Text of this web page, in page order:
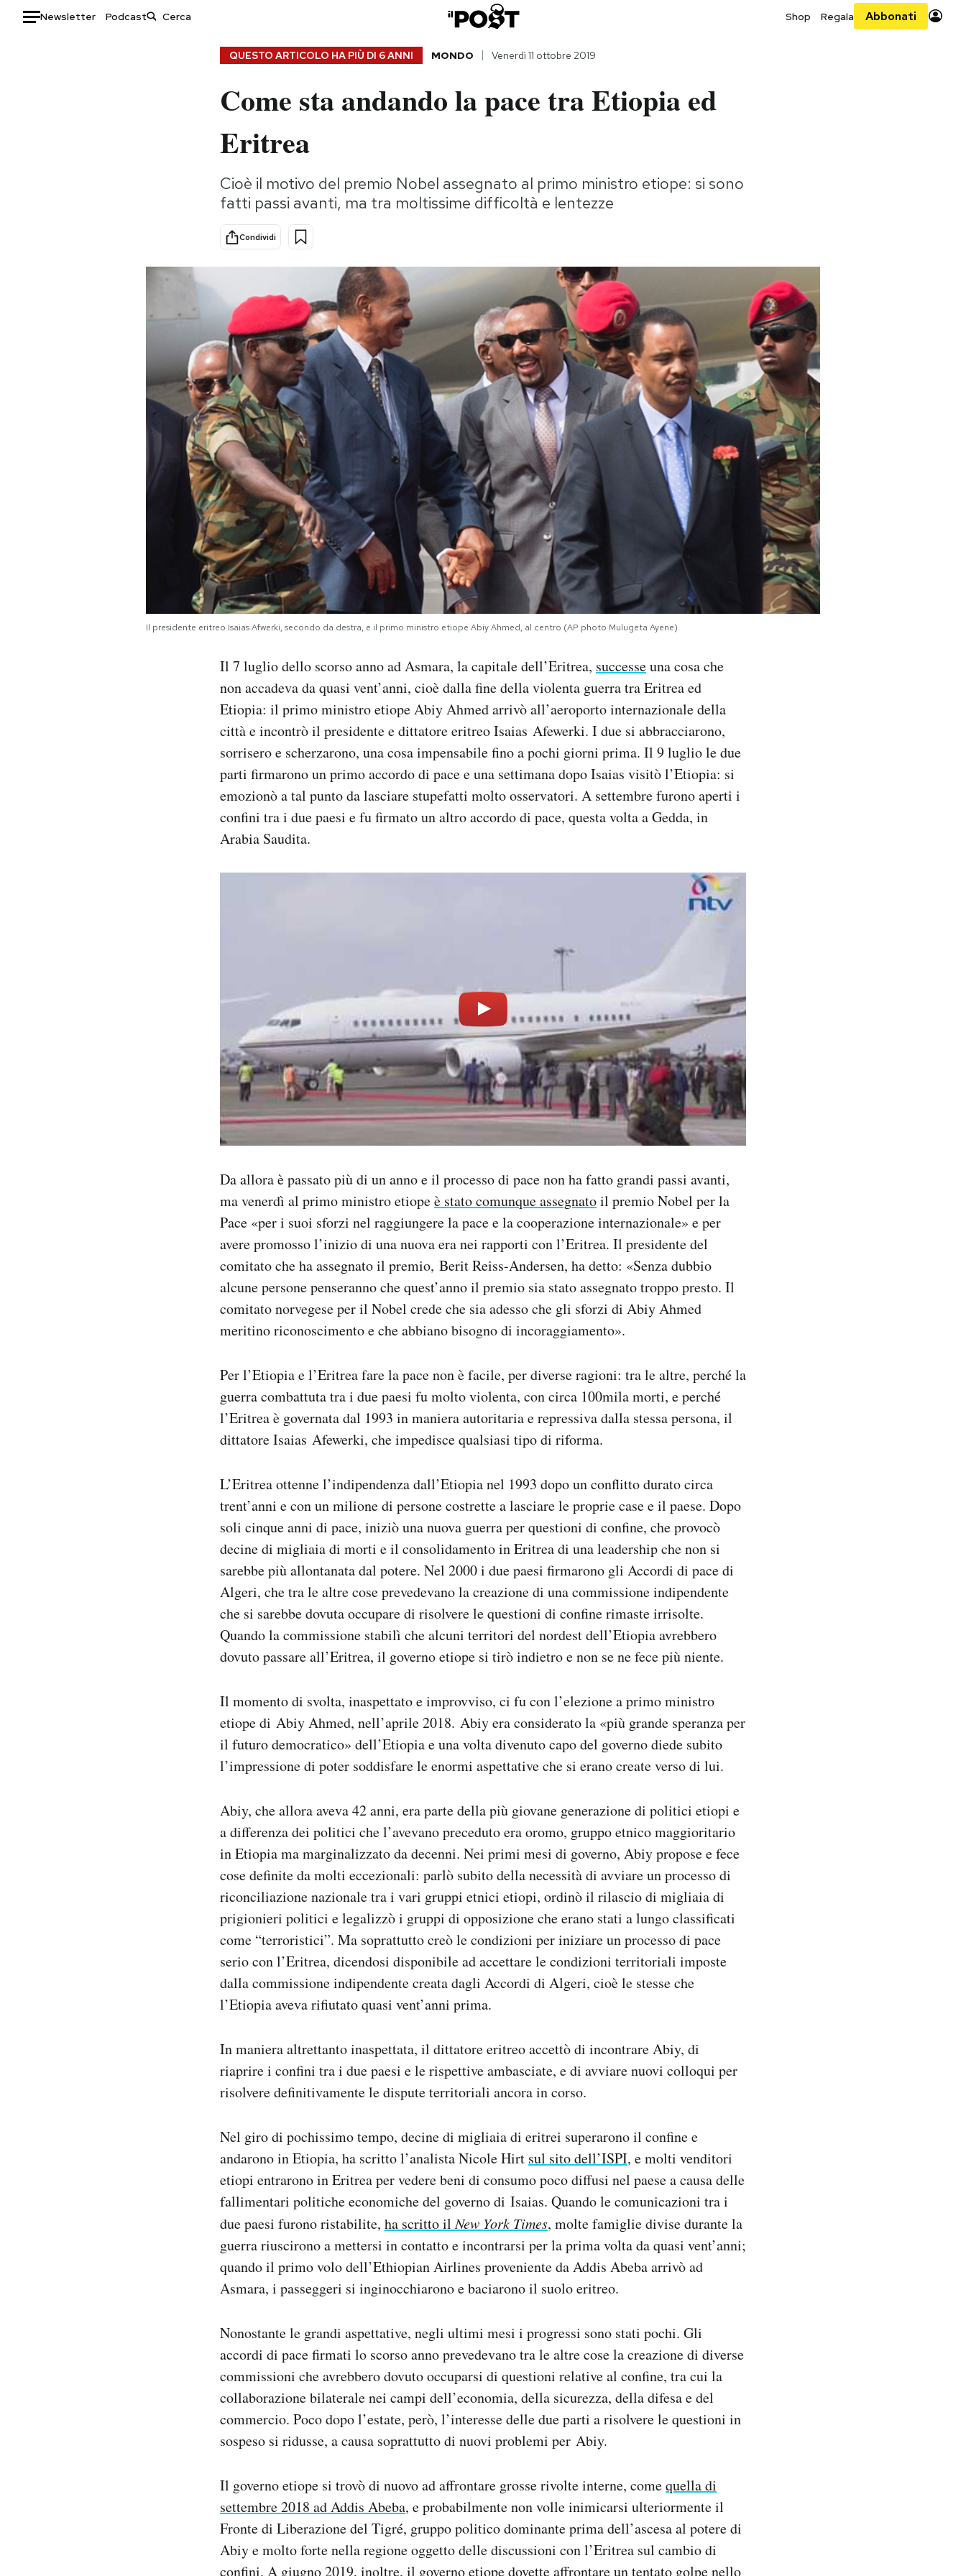
Newsletter Podcast Shop Regala Abbonati
Storie/Idee
Ok Boomer!
Altrecose
Mondiali calcio 2026
QUESTO ARTICOLO HA PIÙ DI 6 ANNI MONDO Venerdì 11 ottobre 2019
Come sta andando la pace tra Etiopia ed
Eritrea
Cioè il motivo del premio Nobel assegnato al primo ministro etiope: si sono
fatti passi avanti, ma tra moltissime difficoltà e lentezze
Condividi
Il presidente eritreo Isaias Afwerki, secondo da destra, e il primo ministro etiope Abiy Ahmed, al centro (AP photo Mulugeta Ayene)
Il 7 luglio dello scorso anno ad Asmara, la capitale dell’Eritrea, successeuna cosa che
non accadeva da quasi vent’anni, cioè dalla fine della violenta guerra tra Eritrea ed
Etiopia: il primo ministro etiope Abiy Ahmed arrivò all’aeroporto internazionale della
città e incontrò il presidente e dittatore eritreo Isaias Afewerki. I due si abbracciarono,
sorrisero e scherzarono, una cosa impensabile fino a pochi giorni prima. Il 9 luglio le due
parti firmarono un primo accordo di pace e una settimana dopo Isaias visitò l’Etiopia: si
emozionò a tal punto da lasciare stupefatti molto osservatori. A settembre furono aperti i
confini tra i due paesi e fu firmato un altro accordo di pace, questa volta a Gedda, in
Arabia Saudita.
Da allora è passato più di un anno e il processo di pace non ha fatto grandi passi avanti,
ma venerdì al primo ministro etiopeè stato comunque assegnatoil premio Nobel per la
Pace «per i suoi sforzi nel raggiungere la pace e la cooperazione internazionale» e per
avere promosso l’inizio di una nuova era nei rapporti con l’Eritrea. Il presidente del
comitato che ha assegnato il premio, Berit Reiss-Andersen, ha detto: «Senza dubbio
alcune persone penseranno che quest’anno il premio sia stato assegnato troppo presto. Il
comitato norvegese per il Nobel crede che sia adesso che gli sforzi di Abiy Ahmed
meritino riconoscimento e che abbiano bisogno di incoraggiamento».
Per l’Etiopia e l’Eritrea fare la pace non è facile, per diverse ragioni: tra le altre, perché la
guerra combattuta tra i due paesi fu molto violenta, con circa 100mila morti, e perché
l’Eritrea è governata dal 1993 in maniera autoritaria e repressiva dalla stessa persona, il
dittatore Isaias Afewerki, che impedisce qualsiasi tipo di riforma.
L’Eritrea ottenne l’indipendenza dall’Etiopia nel 1993 dopo un conflitto durato circa
trent’anni e con un milione di persone costrette a lasciare le proprie case e il paese. Dopo
soli cinque anni di pace, iniziò una nuova guerra per questioni di confine, che provocò
decine di migliaia di morti e il consolidamento in Eritrea di una leadership che non si
sarebbe più allontanata dal potere. Nel 2000 i due paesi firmarono gli Accordi di pace di
Algeri, che tra le altre cose prevedevano la creazione di una commissione indipendente
che si sarebbe dovuta occupare di risolvere le questioni di confine rimaste irrisolte.
Quando la commissione stabilì che alcuni territori del nordest dell’Etiopia avrebbero
dovuto passare all’Eritrea, il governo etiope si tirò indietro e non se ne fece più niente.
Il momento di svolta, inaspettato e improvviso, ci fu con l’elezione a primo ministro
etiope di Abiy Ahmed, nell’aprile 2018. Abiy era considerato la «più grande speranza per
il futuro democratico» dell’Etiopia e una volta divenuto capo del governo diede subito
l’impressione di poter soddisfare le enormi aspettative che si erano create verso di lui.
Abiy, che allora aveva 42 anni, era parte della più giovane generazione di politici etiopi e
a differenza dei politici che l’avevano preceduto era oromo, gruppo etnico maggioritario
in Etiopia ma marginalizzato da decenni. Nei primi mesi di governo, Abiy propose e fece
cose definite da molti eccezionali: parlò subito della necessità di avviare un processo di
riconciliazione nazionale tra i vari gruppi etnici etiopi, ordinò il rilascio di migliaia di
prigionieri politici e legalizzò i gruppi di opposizione che erano stati a lungo classificati
come “terroristici”. Ma soprattutto creò le condizioni per iniziare un processo di pace
serio con l’Eritrea, dicendosi disponibile ad accettare le condizioni territoriali imposte
dalla commissione indipendente creata dagli Accordi di Algeri, cioè le stesse che
l’Etiopia aveva rifiutato quasi vent’anni prima.
In maniera altrettanto inaspettata, il dittatore eritreo accettò di incontrare Abiy, di
riaprire i confini tra i due paesi e le rispettive ambasciate, e di avviare nuovi colloqui per
risolvere definitivamente le dispute territoriali ancora in corso.
Nel giro di pochissimo tempo, decine di migliaia di eritrei superarono il confine e
andarono in Etiopia, ha scritto l’analista Nicole Hirt sul sito dell’ISPI, e molti venditori
etiopi entrarono in Eritrea per vedere beni di consumo poco diffusi nel paese a causa delle
fallimentari politiche economiche del governo di Isaias. Quando le comunicazioni tra i
due paesi furono ristabilite, ha scritto ilNew York Times, molte famiglie divise durante la
guerra riuscirono a mettersi in contatto e incontrarsi per la prima volta da quasi vent’anni;
quando il primo volo dell’Ethiopian Airlines proveniente da Addis Abeba arrivò ad
Asmara, i passeggeri si inginocchiarono e baciarono il suolo eritreo.
Nonostante le grandi aspettative, negli ultimi mesi i progressi sono stati pochi. Gli
accordi di pace firmati lo scorso anno prevedevano tra le altre cose la creazione di diverse
commissioni che avrebbero dovuto occuparsi di questioni relative al confine, tra cui la
collaborazione bilaterale nei campi dell’economia, della sicurezza, della difesa e del
commercio. Poco dopo l’estate, però, l’interesse delle due parti a risolvere le questioni in
sospeso si ridusse, a causa soprattutto di nuovi problemi per Abiy.
Il governo etiope si trovò di nuovo ad affrontare grosse rivolte interne, comequella di
settembre 2018 ad Addis Abeba, e probabilmente non volle inimicarsi ulteriormente il
Fronte di Liberazione del Tigré, gruppo politico dominante prima dell’ascesa al potere di
Abiy e molto forte nella regione oggetto delle discussioni con l’Eritrea sul cambio di
confini. A giugno 2019, inoltre, il governo etiope dovette affrontare un tentato golpe nello